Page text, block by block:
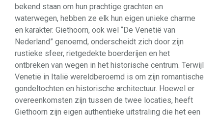
bekend staan om hun prachtige grachten en
waterwegen, hebben ze elk hun eigen unieke charme
en karakter. Giethoorn, ook wel “De Venetië van
Nederland” genoemd, onderscheidt zich door zijn
rustieke sfeer, rietgedekte boerderijen en het
ontbreken van wegen in het historische centrum. Terwijl
Venetië in Italië wereldberoemd is om zijn romantische
gondeltochten en historische architectuur. Hoewel er
overeenkomsten zijn tussen de twee locaties, heeft
Giethoorn zijn eigen authentieke uitstraling die het een